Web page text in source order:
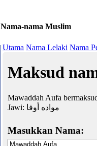
Nama-nama Muslim
Utama Nama Lelaki Nama
Maksud
Mawaddah Aufa
Jawi: مواده أوفا
Masukkan Nama: